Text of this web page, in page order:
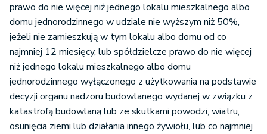
prawo do nie więcej niż jednego lokalu mieszkalnego albo
domu jednorodzinnego w udziale nie wyższym niż 50%,
jeżeli nie zamieszkują w tym lokalu albo domu od co
najmniej 12 miesięcy, lub spółdzielcze prawo do nie więcej
niż jednego lokalu mieszkalnego albo domu
jednorodzinnego wyłączonego z użytkowania na podstawie
decyzji organu nadzoru budowlanego wydanej w związku z
katastrofą budowlaną lub ze skutkami powodzi, wiatru,
osunięcia ziemi lub działania innego żywiołu, lub co najmniej